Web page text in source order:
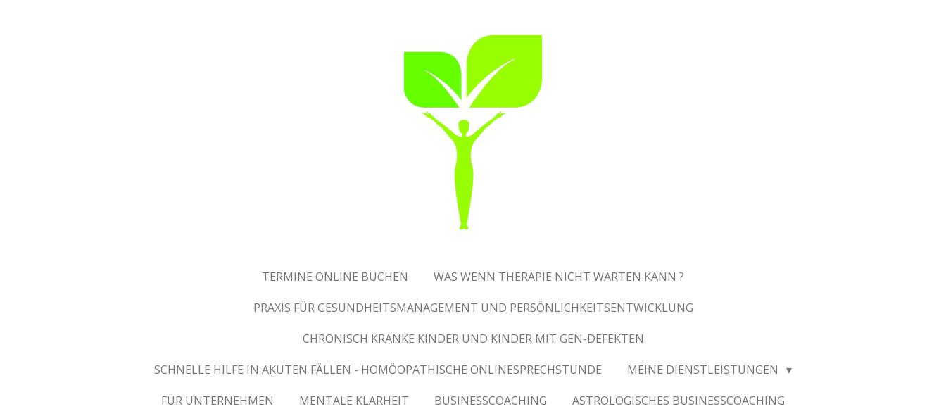
TERMINE ONLINE BUCHEN
WAS WENN THERAPIE NICHT WARTEN KANN ?
PRAXIS FÜR GESUNDHEITSMANAGEMENT UND PERSÖNLICHKEITSENTWICKLUNG
CHRONISCH KRANKE KINDER UND KINDER MIT GEN-DEFEKTEN
SCHNELLE HILFE IN AKUTEN FÄLLEN - HOMÖOPATHISCHE ONLINESPRECHSTUNDE
MEINE DIENSTLEISTUNGEN
FÜR UNTERNEHMEN
MENTALE KLARHEIT BUSINESSCOACHING
ASTROLOGISCHES BUSINESSCOACHING